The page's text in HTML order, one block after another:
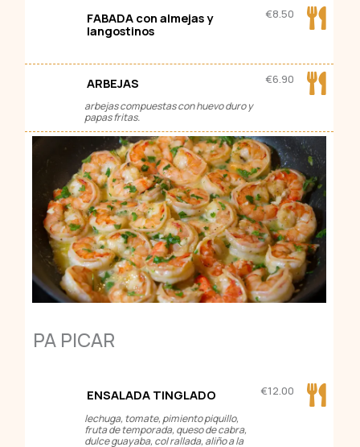
FABADA con almejas y
langostinos
€8.50
ARBEJAS
arbejas compuestas con huevo duro y
papas fritas.
€6.90
PA PICAR
ENSALADA TINGLADO
lechuga, tomate, pimiento piquillo,
fruta de temporada, queso de cabra,
dulce guayaba, col rallada, aliño a la
€12.00